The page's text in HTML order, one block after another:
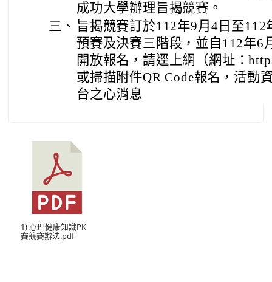
成功大學辦理旨揭競賽。
三、 旨揭競賽訂於112年9月4日至
預賽及決賽三階段，並自112年6
開放報名，請逕上網（網址：
或掃描附件QR Code報名，活動
台之心消息
1) 心理健康知識PK
賽競賽辦法.pdf